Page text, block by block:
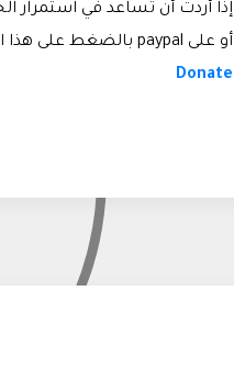
إذا أردت أن تساعد في استمرار
أو على paypal بالضغط على هذا الرابط
Donate